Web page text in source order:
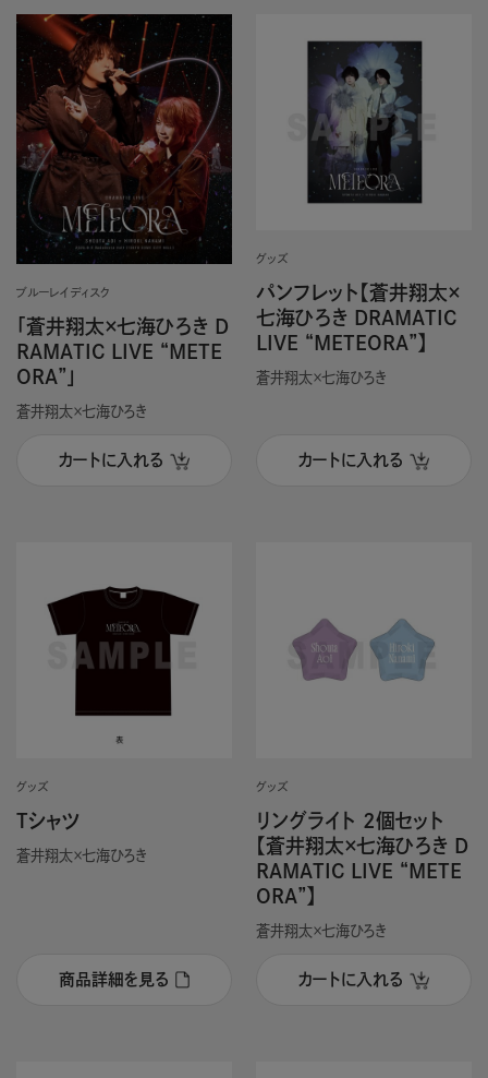
ブルーレイディスク
「蒼井翔太×七海ひろき D
RAMATIC LIVE “METE
ORA”」
蒼井翔太×七海ひろき
カートに入れる
グッズ
パンフレット【蒼井翔太×
七海ひろき DRAMATIC
LIVE “METEORA”】
蒼井翔太×七海ひろき
カートに入れる
グッズ
Tシャツ
蒼井翔太×七海ひろき
商品詳細を見る
グッズ
リングライト 2個セット
【蒼井翔太×七海ひろき D
RAMATIC LIVE “METE
ORA”】
蒼井翔太×七海ひろき
カートに入れる